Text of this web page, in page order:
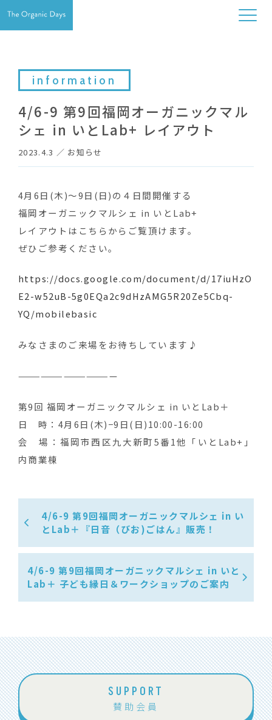
information
4/6-9 第9回福岡オーガニックマル
シェ in いとLab+ レイアウト
2023.4.3 ／ お知らせ
4月6日(木)〜9日(日)の４日間開催する
福岡オーガニックマルシェ in いとLab+
レイアウトはこちらからご覧頂けます。
ぜひご参考ください。
https://docs.google.com/document/d/17iuHzO
E2-w52uB-5g0EQa2c9dHzAMG5R20Ze5Cbq-
YQ/mobilebasic
みなさまのご来場をお待ちしています♪
—————————————
第9回 福岡オーガニックマルシェ in いとLab＋
日 時：4月6日(木)−9日(日)10:00-16:00
会 場：福岡市西区九大新町5番1他「いとLab+」
内商業棟
4/6-9 第9回福岡オーガニックマルシェ in い
とLab＋『日音（びお)ごはん』販売！
4/6-9 第9回福岡オーガニックマルシェ in いと
Lab＋ 子ども縁日＆ワークショップのご案内
SUPPORT
賛助会員